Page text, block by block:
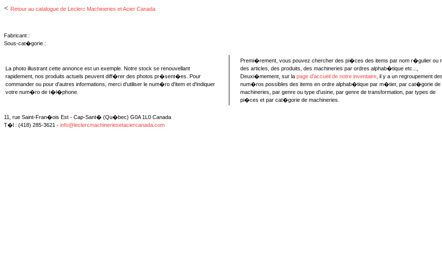
< Retour au catalogue de Leclerc Machineries et Acier Canada
Fabricant :
Sous-cat�gorie :
La photo illustrant cette annonce est un exemple. Notre stock se renouvellant
rapidement, nos produits actuels peuvent diff�rer des photos pr�sent�es. Pour
commander ou pour d'autres informations, merci d'utiliser le num�ro d'item et d'indiquer
votre num�ro de t�l�phone.
Premi�rement, vous pouvez chercher des pi�ces des items par nom r�gulier ou
des articles, des produits, des machineries par ordres alphab�tique etc...,
Deuxi�mement, sur la page d'accueil de notre inventaire , il y a un regroupement des
num�ros possibles des items en ordre alphab�tique par m�tier, par cat�gorie de
machineries, par genre ou type d'usine, par genre de transformation, par types de
pi�ces et par cat�gorie de machineries.
11, rue Saint-Fran�ois Est - Cap-Sant� (Qu�bec) G0A 1L0 Canada
T�l : (418) 285-3621 - info@leclercmachineriesetaciercanada.com